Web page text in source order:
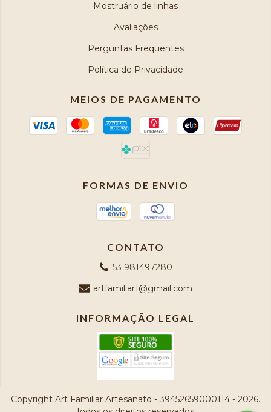
Mostruário de linhas
Avaliações
Perguntas Frequentes
Política de Privacidade
MEIOS DE PAGAMENTO
FORMAS DE ENVIO
CONTATO
53 981497280
artfamiliar1@gmail.com
INFORMAÇÃO LEGAL
Copyright Art Familiar Artesanato - 39452659000114 - 2026.